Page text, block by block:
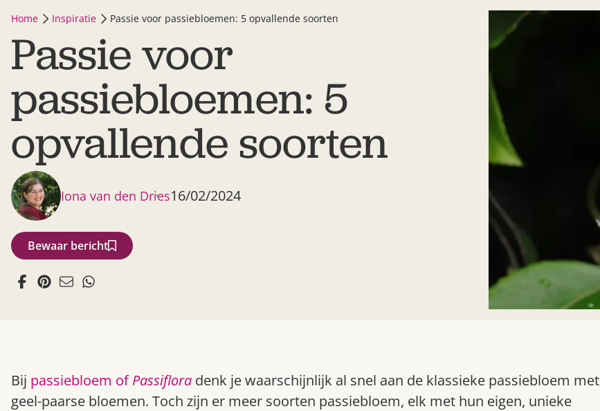
Home Inspiratie Passie voor passiebloemen: 5 opvallende soorten
Passie voor
passiebloemen: 5
opvallende soorten
Iona van den Dries16/02/2024
Bewaar bericht
Bij passiebloem ofPassiflora denk je waarschijnlijk al snel aan de klassieke passiebloem met
geel-paarse bloemen. Toch zijn er meer soorten passiebloem, elk met hun eigen, unieke